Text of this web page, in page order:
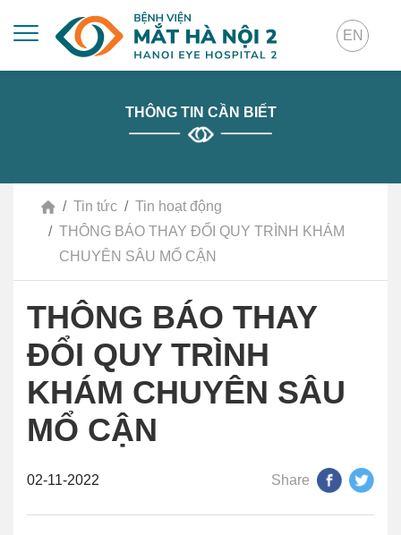
EN
THÔNG TIN CẦN BIẾT
Tin tức
Tin hoạt động
THÔNG BÁO THAY ĐỔI QUY TRÌNH KHÁM
CHUYÊN SÂU MỔ CẬN
THÔNG BÁO THAY
ĐỔI QUY TRÌNH
KHÁM CHUYÊN SÂU
MỔ CẬN
02-11-2022 Share